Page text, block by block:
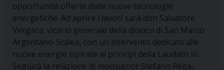
opportunità offerte dalle nuove tecnologie
energetiche. Ad aprire i lavori sarà don Salvatore
Vergara, vicario generale della diocesi di San Marco
Argentano-Scalea, con un intervento dedicato alle
nuove energie ispirate ai principi della Laudato si’.
Seguirà la relazione di monsignor Stefano Rega,